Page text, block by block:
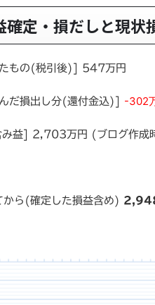
確定・損だしと現状
たもの(税引後)] 547万円
だ損出し分(還付金込)] -302
み益] 2,703万円 (ブログ作成
から(確定した損益含め)